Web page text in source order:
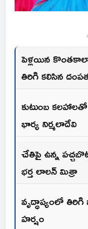
పెళ్ల‌యిన
తిరిగి కలిసిన
కుటుంబ
భార్య నిర్మలాదేవి
చేతిపై ఉన్న
భర్త లాలన్ మిశ్రా
వృద్ధాప్యంలో తిరిగి
హర్షం